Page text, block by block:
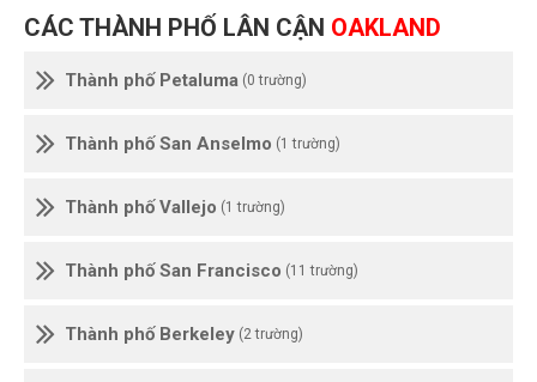
CÁC THÀNH PHỐ LÂN CẬN OAKLAND
Thành phố Petaluma (0 trường)
Thành phố San Anselmo (1 trường)
Thành phố Vallejo (1 trường)
Thành phố San Francisco (11 trường)
Thành phố Berkeley (2 trường)